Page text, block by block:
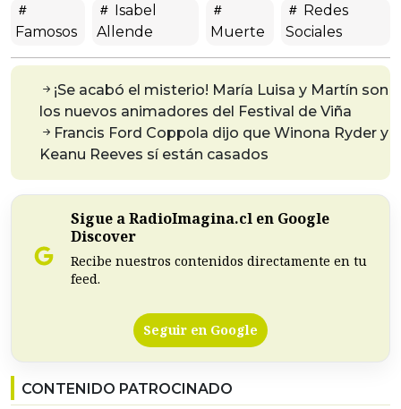
Famosos
Isabel
Allende
Muerte
Redes
Sociales
¡Se acabó el misterio! María Luisa y Martín son
los nuevos animadores del Festival de Viña
Francis Ford Coppola dijo que Winona Ryder y
Keanu Reeves sí están casados
Sigue a RadioImagina.cl en Google
Discover
Recibe nuestros contenidos directamente en tu
feed.
Seguir en Google
CONTENIDO PATROCINADO